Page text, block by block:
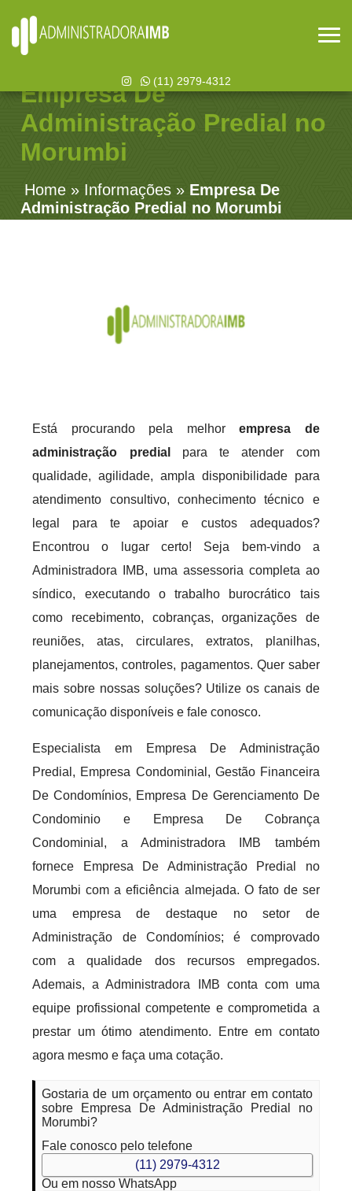
(11) 2979-4312
Empresa De
Administração Predial no
Morumbi
Home » Informações » Empresa De
Administração Predial no Morumbi
Está procurando pela melhorempresa de
administração predial
para te atender com
qualidade, agilidade, ampla disponibilidade para
atendimento consultivo, conhecimento técnico e
legal para te apoiar e custos adequados?
Encontrou o lugar certo! Seja bem-vindo a
Administradora IMB, uma assessoria completa ao
síndico, executando o trabalho burocrático tais
como recebimento, cobranças, organizações de
reuniões, atas, circulares, extratos, planilhas,
planejamentos, controles, pagamentos. Quer saber
mais sobre nossas soluções? Utilize os canais de
comunicação disponíveis e fale conosco.
Especialista em Empresa De Administração
Predial, Empresa Condominial, Gestão Financeira
De Condomínios, Empresa De Gerenciamento De
Condominio e Empresa De Cobrança
Condominial, a Administradora IMB também
fornece Empresa De Administração Predial no
Morumbi com a eficiência almejada. O fato de ser
uma empresa de destaque no setor de
Administração de Condomínios; é comprovado
com a qualidade dos recursos empregados.
Ademais, a Administradora IMB conta com uma
equipe profissional competente e comprometida a
prestar um ótimo atendimento. Entre em contato
agora mesmo e faça uma cotação.
Gostaria de um orçamento ou entrar em contato
sobre Empresa De Administração Predial no
Morumbi?
Fale conosco pelo telefone
(11) 2979-4312
Ou em nosso WhatsApp